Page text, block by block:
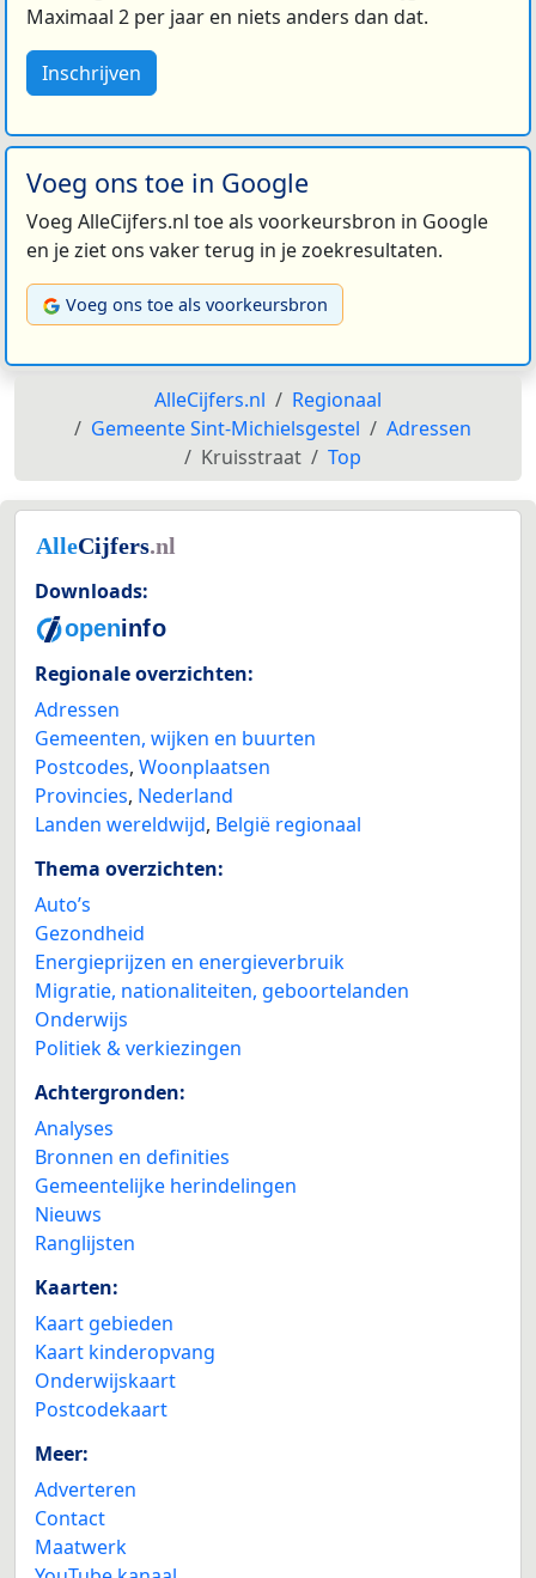
Maximaal 2 per jaar en niets anders dan dat.
Inschrijven
Voeg ons toe in Google
Voeg AlleCijfers.nl toe als voorkeursbron in Google
en je ziet ons vaker terug in je zoekresultaten.
Voeg ons toe als voorkeursbron
AlleCijfers.nl
Regionaal
Gemeente Sint-Michielsgestel
Adressen
Kruisstraat
Top
Downloads:
Regionale overzichten:
Adressen
Gemeenten, wijken en buurten
Postcodes, Woonplaatsen
Provincies, Nederland
Landen wereldwijd, België regionaal
Thema overzichten:
Auto’s
Gezondheid
Energieprijzen en energieverbruik
Migratie, nationaliteiten, geboortelanden
Onderwijs
Politiek & verkiezingen
Achtergronden:
Analyses
Bronnen en definities
Gemeentelijke herindelingen
Nieuws
Ranglijsten
Kaarten:
Kaart gebieden
Kaart kinderopvang
Onderwijskaart
Postcodekaart
Meer:
Adverteren
Contact
Maatwerk